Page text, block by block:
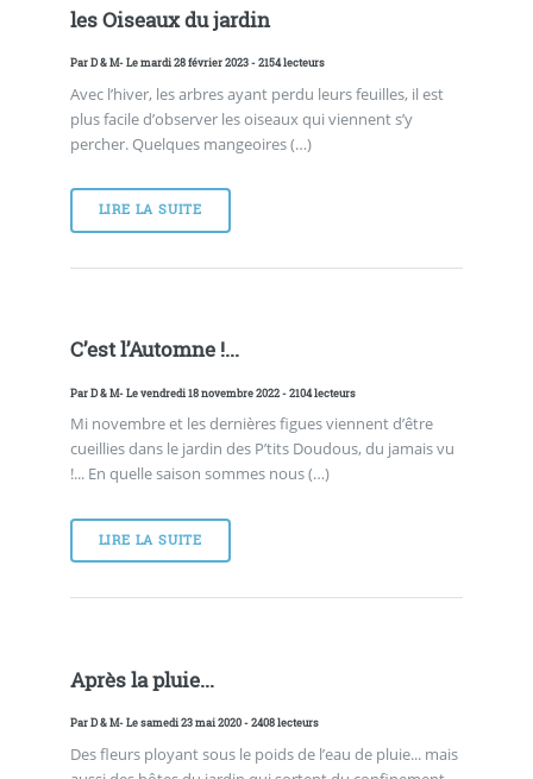
les Oiseaux du jardin
ParD & M- Le mardi 28 février 2023 - 2154 lecteurs
Avec l’hiver, les arbres ayant perdu leurs feuilles, il est
plus facile d’observer les oiseaux qui viennent s’y
percher. Quelques mangeoires (…)
LIRE LA SUITE
C’est l’Automne !...
ParD & M- Le vendredi 18 novembre 2022 - 2104 lecteurs
Mi novembre et les dernières figues viennent d’être
cueillies dans le jardin des P’tits Doudous, du jamais vu
!... En quelle saison sommes nous (…)
LIRE LA SUITE
Après la pluie...
ParD & M- Le samedi 23 mai 2020 - 2408 lecteurs
Des fleurs ployant sous le poids de l’eau de pluie... mais